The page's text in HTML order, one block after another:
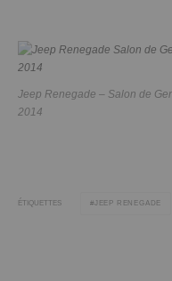
Jeep Renegade – Salon de
2014
ÉTIQUETTES JEEP RENEGADE